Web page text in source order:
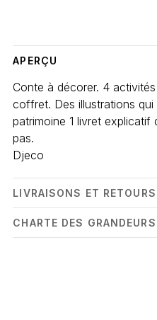
APERÇU
Conte à décorer. 4
coffret. Des illustrations
patrimoine 1 livret explicatif
pas.
Djeco
LIVRAISONS ET RETOURS
CHARTE DES GRANDEURS